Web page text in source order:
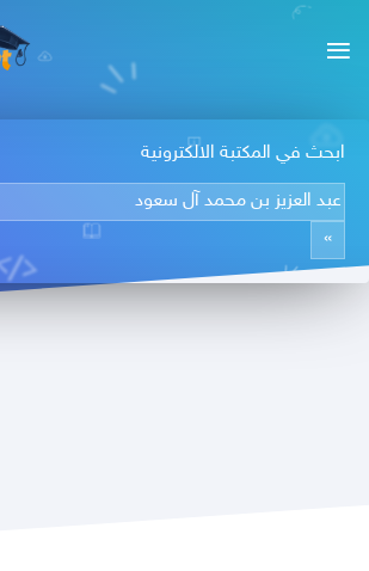
ابحث في المكتبة الالكترونية